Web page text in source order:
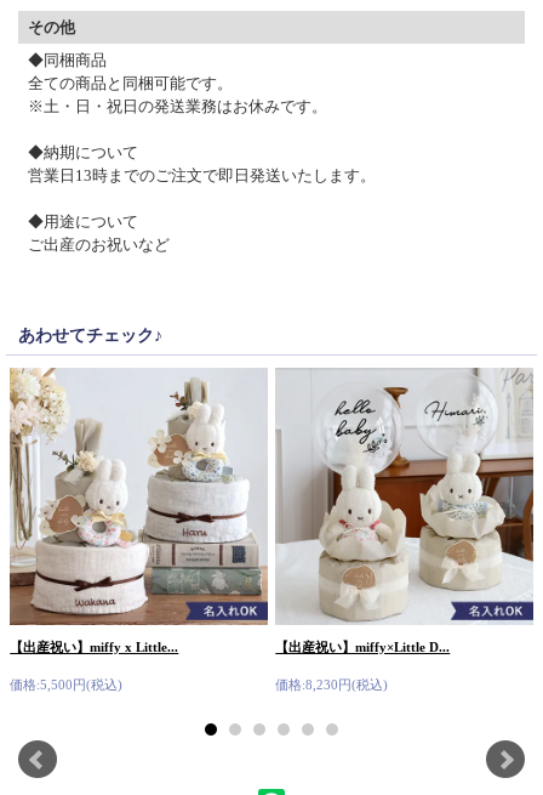
その他
◆同梱商品
全ての商品と同梱可能です。
※土・日・祝日の発送業務はお休みです。
◆納期について
営業日13時までのご注文で即日発送いたします。
◆用途について
ご出産のお祝いなど
あわせてチェック♪
【出産祝い】miffy x Little...
価格:5,500円(税込)
【出産祝い】miffy×Little D...
価格:8,230円(税込)